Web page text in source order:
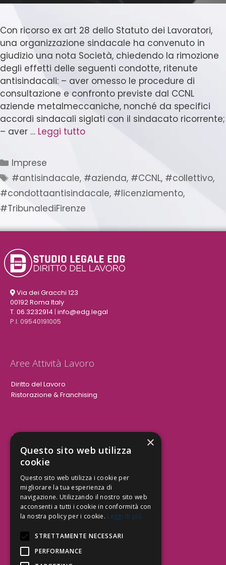
Con ricorso ex art 28 dello Statuto dei Lavoratori,
una organizzazione sindacale ha convenuto in
giudizio una nota Società, chiedendo la rimozione
degli effetti delle seguenti condotte, ritenute
antisindacali: – aver omesso le procedure di
consultazione e confronto previste dal CCNL
aziende metalmeccaniche, nonché da specifici
accordi sindacali siglati con il sindacato ricorrente;
– aver … Leggi tutto
Imprese
#antisindacale, #azienda, #CCNL, #collettivo,
#condottaantisindacale, #licenziamento,
#TribunalediFirenze
Via dei Gracchi 123
00192 Roma Italy
T. 06.3232914 | info@edg.legal
P.I. 09540191005
Aree Attività Lavoro
Diritto del Lavoro
Ristorazione & Franchising
Aree Attività Civile
Tutele del Credito
Contrattualistica
Be Social | Follow Us
×
Questo sito web utilizza
cookie
Questo sito web utilizza i cookie per
migliorare la tua esperienza di
navigazione. Utilizzando il nostro sito web
acconsenti a tutti i cookie in conformità con
la nostra policy per i cookie. Leggi di più
STRETTAMENTE NECESSARI
PERFORMANCE